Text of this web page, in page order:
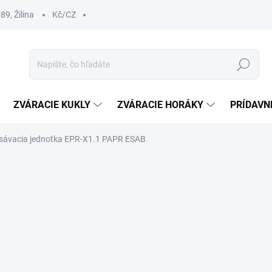
Žilina Kč/CZ
Hľadať
ZVÁRACIE KUKLY ZVÁRACIE HORÁKY
jednotka EPR-X1.1 PAPR ESAB